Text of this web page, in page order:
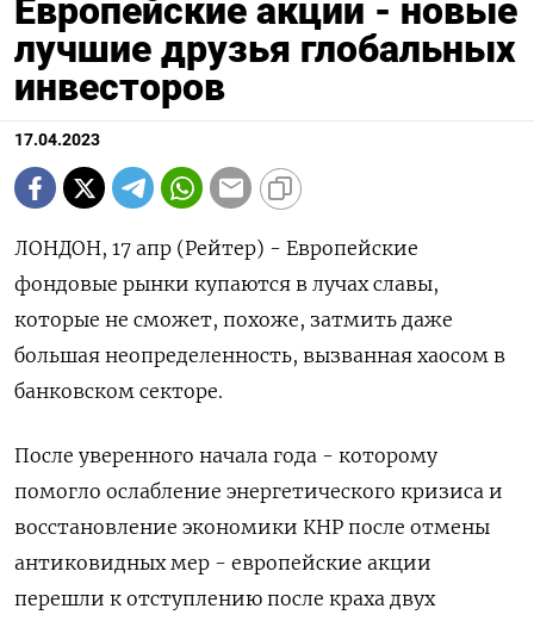
Европейские акции - новые
лучшие друзья глобальных
инвесторов
17.04.2023
ЛОНДОН, 17 апр (Рейтер) - Европейские
фондовые рынки купаются в лучах славы,
которые не сможет, похоже, затмить даже
большая неопределенность, вызванная хаосом в
банковском секторе.
После уверенного начала года - которому
помогло ослабление энергетического кризиса и
восстановление экономики КНР после отмены
антиковидных мер - европейские акции
перешли к отступлению после краха двух